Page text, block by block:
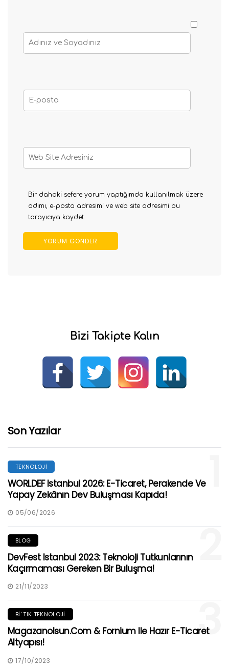
Bir dahaki sefere yorum yaptığımda kullanılmak üzere
adımı, e-posta adresimi ve web site adresimi bu
tarayıcıya kaydet.
Bizi Takipte Kalın
Son Yazılar
TEKNOLOJI
WORLDEF Istanbul 2026: E-Ticaret, Perakende Ve
Yapay Zekânın Dev Buluşması Kapıda!
05/06/2026
BLOG
DevFest Istanbul 2023: Teknoloji Tutkunlarının
Kaçırmaması Gereken Bir Buluşma!
21/11/2023
3
BI' TIK TEKNOLOJI
Magazanolsun.com & Fornium Ile Hazır E-Ticaret
Altyapısı!
17/10/2023